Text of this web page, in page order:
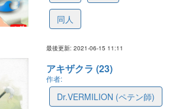
同人
最後更新: 2021-06-15 11:11
アキザクラ (23)
作者:
Dr.VERMILION (ペテン師)